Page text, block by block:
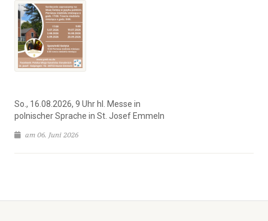
So., 16.08.2026, 9 Uhr hl. Messe in
polnischer Sprache in St. Josef Emmeln
am 06. Juni 2026